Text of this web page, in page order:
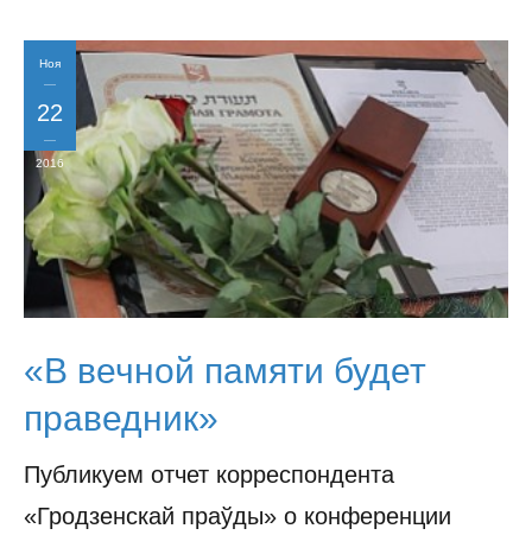
Ноя
22
2016
«В вечной памяти будет
праведник»
Публикуем отчет корреспондента
«Гродзенскай праўды» о конференции